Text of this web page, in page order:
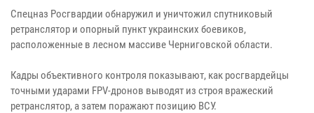
Спецназ Росгвардии обнаружил и уничтожил спутниковый
ретранслятор и опорный пункт украинских боевиков,
расположенные в лесном массиве Черниговской области.
Кадры объективного контроля показывают, как росгвардейцы
точными ударами FPV-дронов выводят из строя вражеский
ретранслятор, а затем поражают позицию ВСУ.